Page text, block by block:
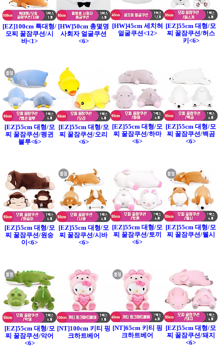
[EZ]100cm 특대형/
모찌 꿀잠쿠션/시
바<1>
[HW]50cm 총몇명
사회자 얼굴쿠션
<6>
[HW]45cm 세치혀
얼굴쿠션<12>
[EZ]55cm 대형/모
찌 꿀잠쿠션/허스
키<6>
[EZ]55cm 대형/모
찌 꿀잠쿠션/펭귄
블루<6>
[EZ]55cm 대형/모
찌 꿀잠쿠션/오리
<6>
[EZ]55cm 대형/모
찌 꿀잠쿠션/하마
<6>
[EZ]55cm 대형/모
찌 꿀잠쿠션/백곰
<6>
[EZ]55cm 대형/모
찌 꿀잠쿠션/원숭
이<6>
[EZ]55cm 대형/모
찌 꿀잠쿠션/시바
<6>
[EZ]55cm 대형/모
찌 꿀잠쿠션/토끼
<6>
[EZ]55cm 대형/모
찌 꿀잠쿠션/웰시
[EZ]55cm 대형/모
찌 꿀잠쿠션/악어
<6>
[NT]100cm 키티 핑
크하트베어
[NT]65cm 키티 핑
크하트베어
[EZ]55cm 대형/모
찌 꿀잠쿠션/돼지
<6>